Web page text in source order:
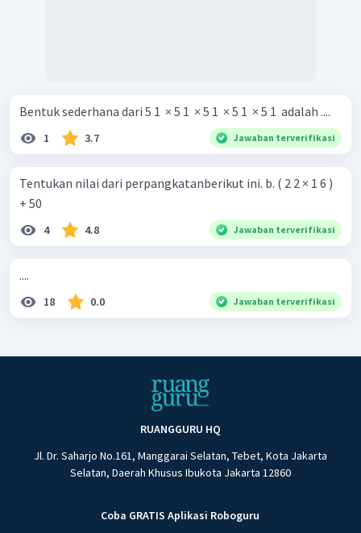
Bentuk sederhana dari 5 1 ​ × 5 1 ​ × 5 1 ​ × 5 1 ​ × 5 1 ​ adalah ....
1 3.7 Jawaban terverifikasi
Tentukan nilai dari perpangkatanberikut ini. b. ( 2 2 × 1 6 )
+ 50
4 4.8 Jawaban terverifikasi
....
18 0.0 Jawaban terverifikasi
RUANGGURU HQ
Jl. Dr. Saharjo No.161, Manggarai Selatan, Tebet, Kota Jakarta
Selatan, Daerah Khusus Ibukota Jakarta 12860
Coba GRATIS Aplikasi Roboguru